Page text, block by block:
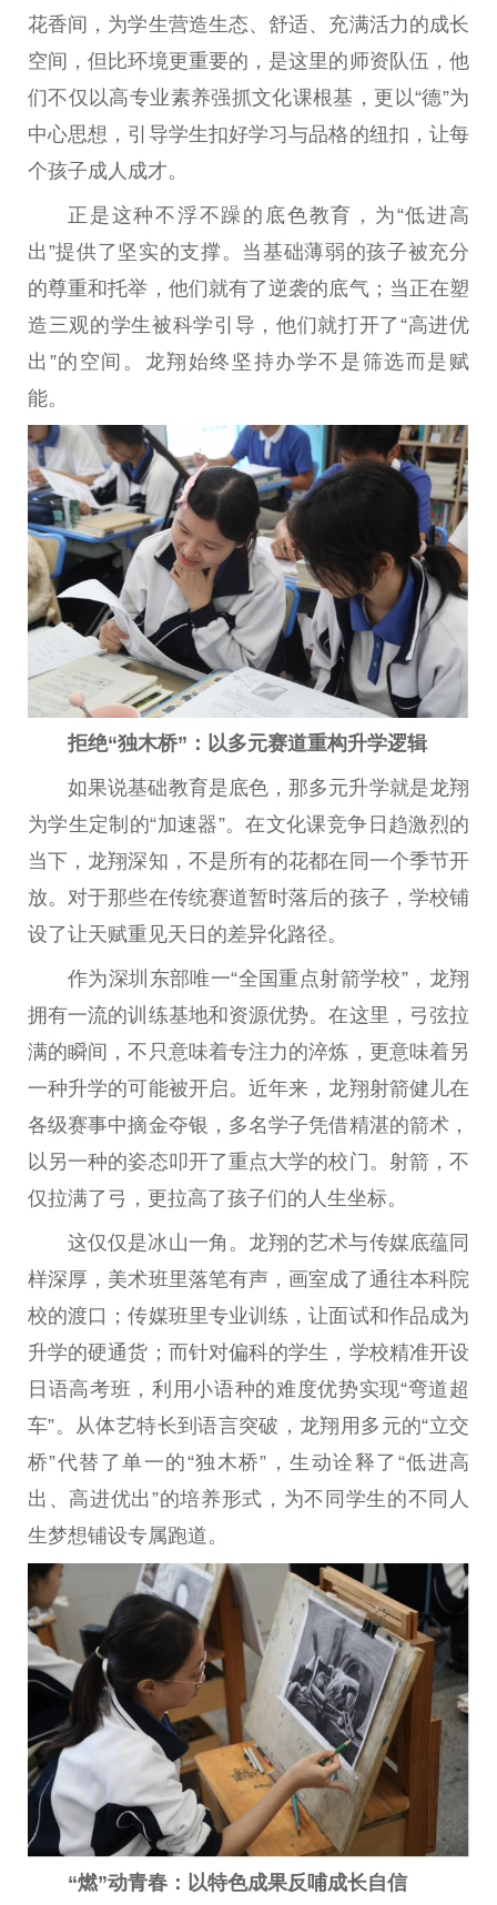
花香间，为学生营造生态、舒适、充满活力的成长
空间，但比环境更重要的，是这里的师资队伍，他
们不仅以高专业素养强抓文化课根基，更以“德”为
中心思想，引导学生扣好学习与品格的纽扣，让每
个孩子成人 成才。
正是这种不浮不躁的底色教育，为“低进高
出”提供了坚实的支撑。当基础薄弱的孩子被充分
的尊重和托举，他们就有了逆袭的底气；当正在塑
造三观的学生被科学引导，他们就打开了“高进优
出”的空间。龙翔始终坚持办学不是筛选而是赋
能。
拒绝“独木桥”：以多元赛道重构升学逻辑
如果说基础教育是底色，那多元升学就是龙翔
为学生定制的“加速器”。在文化课竞争日趋激烈的
当下，龙翔深知，不是所有的花都在同一个季节开
放。对于那些在传统赛道暂时落后的孩子，学校铺
设了让天赋重见天日的差异化路径。
作为深圳东部唯一“全国重点射箭学校”，龙翔
拥有一流的训练基地和资源优势。在这里，弓弦拉
满的瞬间，不只意味着专注力的淬炼，更意味着另
一种升学的可能被开启。近年来，龙翔射箭健儿在
各级赛事中摘金夺银，多名学子凭借精湛的箭术，
以另一种的姿态叩开了重点大学的校门。射箭，不
仅拉满了弓，更拉高了孩子们的人生坐标。
这仅仅是冰山一角。龙翔的艺术与传媒底蕴同
样深厚，美术班里落笔有声，画室成了通往本科院
校的渡口；传媒班里专业训练，让面试和作品成为
升学的硬通货；而针对偏科的学生，学校精准开设
日语高考班，利用小语种的难度优势实现“弯道超
车”。从体艺特长到语言突破，龙翔用多元的“立交
桥”代替了单一的“独木桥”，生动诠释了“低进高
出、高进优出”的培养形式，为不同学生的不同人
生梦想铺设专属跑道。
“燃”动青春：以特色成果反哺成长自信